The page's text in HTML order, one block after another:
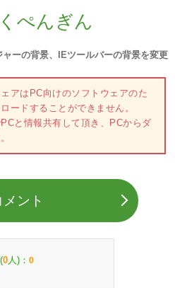
ぺんぎん
ーの背景、IEツールバーの背景を変更
アはPC向けのソフトウェアのた
ードすることができません。
と情報共有して頂き、PCからダ
メント
0 人)： 0